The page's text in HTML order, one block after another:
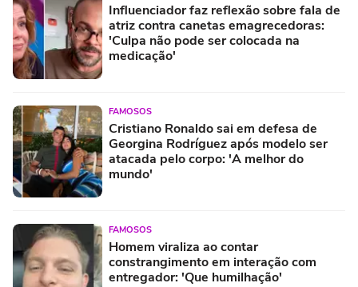
Influenciador faz reflexão sobre fala de
atriz contra canetas emagrecedoras:
'Culpa não pode ser colocada na
medicação'
FAMOSOS
Cristiano Ronaldo sai em defesa de
Georgina Rodríguez após modelo ser
atacada pelo corpo: 'A melhor do
mundo'
FAMOSOS
Homem viraliza ao contar
constrangimento em interação com
entregador: 'Que humilhação'